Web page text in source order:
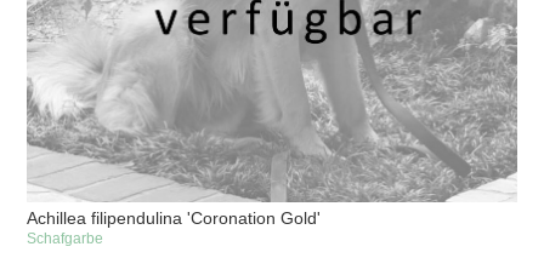
Achillea filipendulina 'Coronation Gold'
Schafgarbe